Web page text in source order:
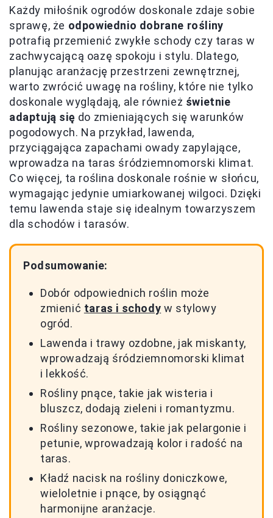
Każdy miłośnik ogrodów doskonale zdaje sobie
sprawę, że odpowiednio dobrane rośliny
potrafią przemienić zwykłe schody czy taras w
zachwycającą oazę spokoju i stylu. Dlatego,
planując aranżację przestrzeni zewnętrznej,
warto zwrócić uwagę na rośliny, które nie tylko
doskonale wyglądają, ale również świetnie
adaptują się do zmieniających się warunków
pogodowych. Na przykład, lawenda,
przyciągająca zapachami owady zapylające,
wprowadza na taras śródziemnomorski klimat.
Co więcej, ta roślina doskonale rośnie w słońcu,
wymagając jedynie umiarkowanej wilgoci. Dzięki
temu lawenda staje się idealnym towarzyszem
dla schodów i tarasów.
Podsumowanie:
Dobór odpowiednich roślin może
zmienić taras i schody w stylowy
ogród.
Lawenda i trawy ozdobne, jak miskanty,
wprowadzają śródziemnomorski klimat
i lekkość.
Rośliny pnące, takie jak wisteria i
bluszcz, dodają zieleni i romantyzmu.
Rośliny sezonowe, takie jak pelargonie i
petunie, wprowadzają kolor i radość na
taras.
Kładź nacisk na rośliny doniczkowe,
wieloletnie i pnące, by osiągnąć
harmonijne aranżacje.